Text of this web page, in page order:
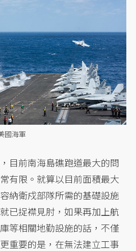
國海軍
目前南海島礁跑道最大的問
有限。就算以目前面積最大
納衛戍部隊所需的基礎設施
已捉襟見肘，如果再加上航
等相關地勤設施的話，不僅
重要的是，在無法建立工事